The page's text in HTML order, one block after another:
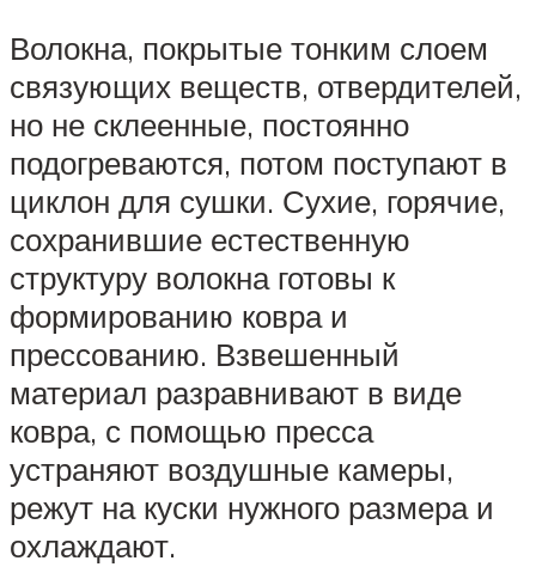
Волокна, покрытые тонким слоем
связующих веществ, отвердителей,
но не склеенные, постоянно
подогреваются, потом поступают в
циклон для сушки. Сухие, горячие,
сохранившие естественную
структуру волокна готовы к
формированию ковра и
прессованию. Взвешенный
материал разравнивают в виде
ковра, с помощью пресса
устраняют воздушные камеры,
режут на куски нужного размера и
охлаждают.